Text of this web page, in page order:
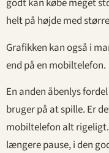
godt kan købe meget
helt på højde med
Grafikken kan også i
end på en mobiltelefon.
En anden åbenlys
bruger på at spille. Er
mobiltelefon alt
længere pause, i den